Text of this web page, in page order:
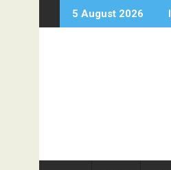
to
5 August 2026